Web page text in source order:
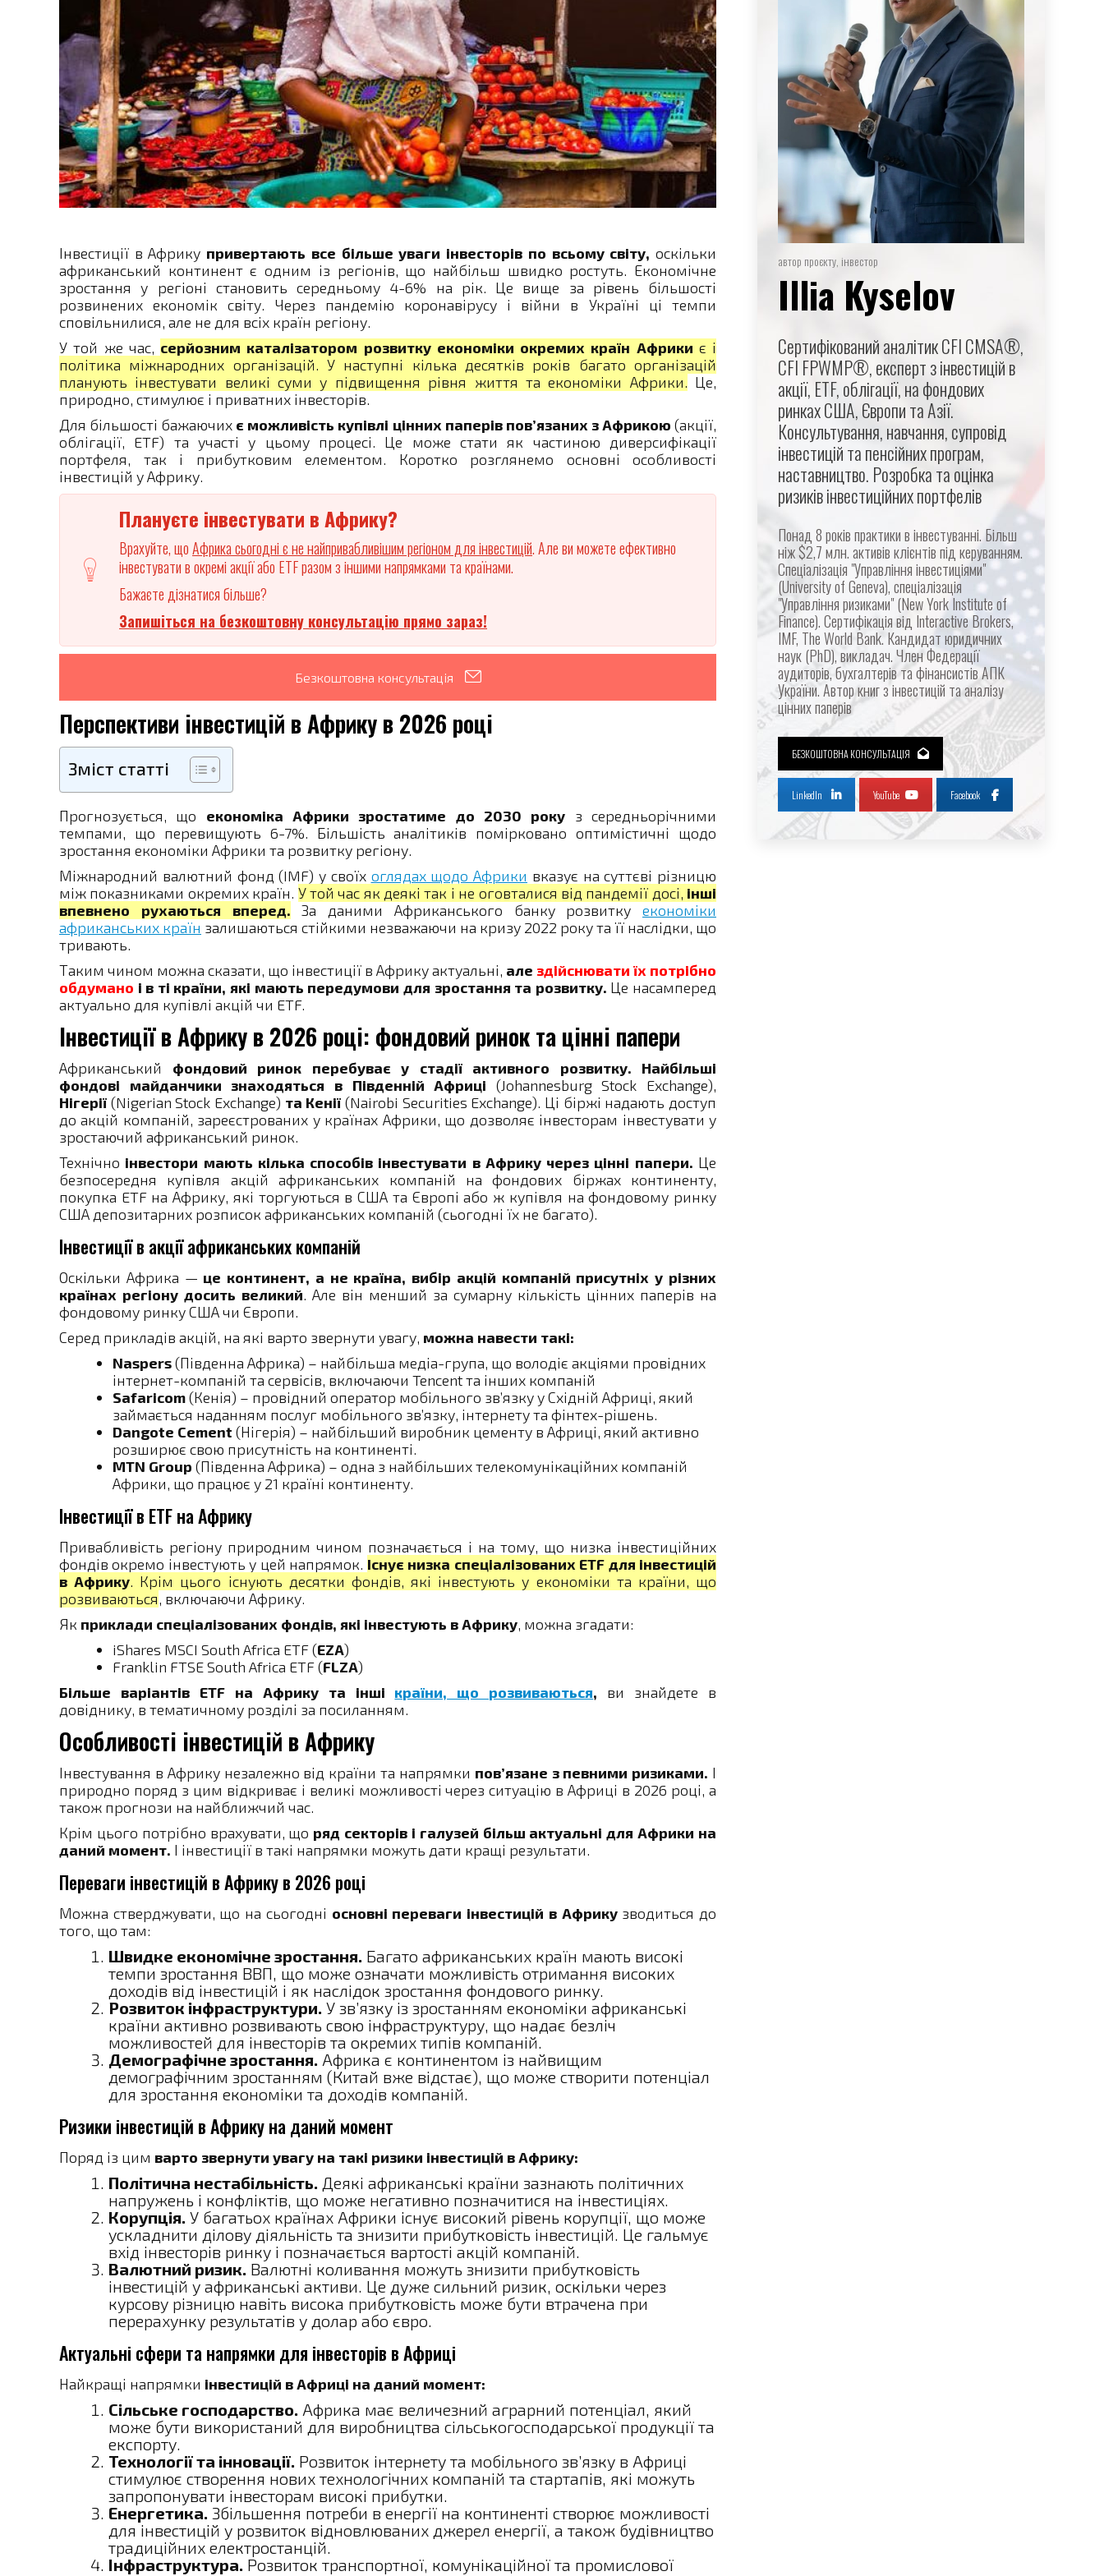
Інвестиції в Африку привертають все більше уваги інвесторів по всьому світу, оскільки
африканський континент є одним із регіонів, що найбільш швидко ростуть. Економічне
зростання у регіоні становить середньому 4-6% на рік. Це вище за рівень більшості
розвинених економік світу. Через пандемію коронавірусу і війни в Україні ці темпи
сповільнилися, але не для всіх країн регіону.
У той же час, серйозним каталізатором розвитку економіки окремих країн Африки є і
політика міжнародних організацій. У наступні кілька десятків років багато організацій
планують інвестувати великі суми у підвищення рівня життя та економіки Африки. Це,
природно, стимулює і приватних інвесторів.
Для більшості бажаючих є можливість купівлі цінних паперів пов’язаних з Африкою (акції,
облігації, ETF) та участі у цьому процесі. Це може стати як частиною диверсифікації
портфеля, так і прибутковим елементом. Коротко розглянемо основні особливості
інвестицій у Африку.
Плануєте інвестувати в Африку?
Врахуйте, щоАфрика сьогодні є не найпривабливішим регіоном для інвестицій. Але ви можете ефективно
інвестувати в окремі акції або ETF разом з іншими напрямками та країнами.
Бажаєте дізнатися більше?
Запишіться на безкоштовну консультацію прямо зараз!
Безкоштовна консультація
Перспективи інвестицій в Африку в 2026 році
Зміст статті
Прогнозується, що економіка Африки зростатиме до 2030 року з середньорічними
темпами, що перевищують 6-7%. Більшість аналітиків помірковано оптимістичні щодо
зростання економіки Африки та розвитку регіону.
Міжнародний валютний фонд (IMF) у своїх оглядах щодо Африки вказує на суттєві різницю
між показниками окремих країн. У той час як деякі так і не оговталися від пандемії досі, інші
впевнено рухаються вперед. За даними Африканського банку розвитку економіки
африканських країн залишаються стійкими незважаючи на кризу 2022 року та її наслідки, що
тривають.
Таким чином можна сказати, що інвестиції в Африку актуальні, але здійснювати їх потрібно
обдумано і в ті країни, які мають передумови для зростання та розвитку. Це насамперед
актуально для купівлі акцій чи ETF.
Інвестиції в Африку в 2026 році: фондовий ринок та цінні папери
Африканський фондовий ринок перебуває у стадії активного розвитку.
Найбільші
фондові майданчики знаходяться в Південній Африці (Johannesburg Stock Exchange),
Нігерії (Nigerian Stock Exchange) та Кенії (Nairobi Securities Exchange). Ці біржі надають доступ
до акцій компаній, зареєстрованих у країнах Африки, що дозволяє інвесторам інвестувати у
зростаючий африканський ринок.
Технічно інвестори мають кілька способів інвестувати в Африку через цінні папери. Це
безпосередня купівля акцій африканських компаній на фондових біржах континенту,
покупка ETF на Африку, які торгуються в США та Європі або ж купівля на фондовому ринку
США депозитарних розписок африканських компаній (сьогодні їх не багато).
Інвестиції в акції африканських компаній
Оскільки Африка — це континент, а не країна, вибір акцій компаній присутніх у різних
країнах регіону досить великий. Але він менший за сумарну кількість цінних паперів на
фондовому ринку США чи Європи.
Серед прикладів акцій, на які варто звернути увагу, можна навести такі:
Naspers(Південна Африка) – найбільша медіа-група, що володіє акціями провідних
інтернет-компаній та сервісів, включаючи Tencent та інших компаній
Safaricom(Кенія) – провідний оператор мобільного зв’язку у Східній Африці, який
займається наданням послуг мобільного зв’язку, інтернету та фінтех-рішень.
Dangote Cement (Нігерія) – найбільший виробник цементу в Африці, який активно
розширює свою присутність на континенті.
MTN Group (Південна Африка) – одна з найбільших телекомунікаційних компаній
Африки, що працює у 21 країні континенту.
Інвестиції в ETF на Африку
Привабливість регіону природним чином позначається і на тому, що низка інвестиційних
фондів окремо інвестують у цей напрямок. Існує низка спеціалізованих ETF для інвестицій
в Африку. Крім цього існують десятки фондів, які інвестують у економіки та країни, що
розвиваються, включаючи Африку.
Як приклади спеціалізованих фондів, які інвестують в Африку, можна згадати:
iShares MSCI South Africa ETF (EZA)
Franklin FTSE South Africa ETF (FLZA)
Більше варіантів ETF на Африку та інші країни, що розвиваються, ви знайдете в
довіднику, в тематичному розділі за посиланням.
Особливості інвестицій в Африку
Інвестування в Африку незалежно від країни та напрямки пов’язане з певними ризиками. І
природно поряд з цим відкриває і великі можливості через ситуацію в Африці в 2026 році, а
також прогнози на найближчий час.
Крім цього потрібно врахувати, що ряд секторів і галузей більш актуальні для Африки на
даний момент. І інвестиції в такі напрямки можуть дати кращі результати.
Переваги інвестицій в Африку в 2026 році
Можна стверджувати, що на сьогодні основні переваги інвестицій в Африкузводиться до
того, що там:
Швидке економічне зростання. Багато африканських країн мають високі
темпи зростання ВВП, що може означати можливість отримання високих
доходів від інвестицій і як наслідок зростання фондового ринку.
Розвиток інфраструктури. У зв’язку із зростанням економіки африканські
країни активно розвивають свою інфраструктуру, що надає безліч
можливостей для інвесторів та окремих типів компаній.
Демографічне зростання. Африка є континентом із найвищим
демографічним зростанням (Китай вже відстає), що може створити потенціал
для зростання економіки та доходів компаній.
Ризики інвестицій в Африку на даний момент
Поряд із цим варто звернути увагу на такі ризики інвестицій в Африку:
Політична нестабільність. Деякі африканські країни зазнають політичних
напружень і конфліктів, що може негативно позначитися на інвестиціях.
Корупція. У багатьох країнах Африки існує високий рівень корупції, що може
ускладнити ділову діяльність та знизити прибутковість інвестицій. Це гальмує
вхід інвесторів ринку і позначається вартості акцій компаній.
Валютний ризик. Валютні коливання можуть знизити прибутковість
інвестицій у африканські активи. Це дуже сильний ризик, оскільки через
курсову різницю навіть висока прибутковість може бути втрачена при
перерахунку результатів у долар або євро.
Актуальні сфери та напрямки для інвесторів в Африці
Найкращі напрямки інвестицій в Африці на даний момент:
Сільське господарство. Африка має величезний аграрний потенціал, який
може бути використаний для виробництва сільськогосподарської продукції та
експорту.
Технології та інновації. Розвиток інтернету та мобільного зв’язку в Африці
стимулює створення нових технологічних компаній та стартапів, які можуть
запропонувати інвесторам високі прибутки.
Енергетика. Збільшення потреби в енергії на континенті створює можливості
для інвестицій у розвиток відновлюваних джерел енергії, а також будівництво
традиційних електростанцій.
Інфраструктура. Розвиток транспортної, комунікаційної та промислової
автор проєкту, інвестор
Illia Kyselov
Сертифікований аналітик CFI CMSA®,
CFI FPWMP®, експерт з інвестицій в
акції, ETF, облігації, на фондових
ринках США, Європи та Азії.
Консультування, навчання, супровід
інвестицій та пенсійних програм,
наставництво. Розробка та оцінка
ризиків інвестиційних портфелів
Понад 8 років практики в інвестуванні. Більш
ніж $2,7 млн. активів клієнтів під керуванням.
Спеціалізація "Управління інвестиціями"
(University of Geneva), спеціалізація
"Управління ризиками" (New York Institute of
Finance). Сертифікація від Interactive Brokers,
IMF, The World Bank. Кандидат юридичних
наук (PhD), викладач. Член Федерації
аудиторів, бухгалтерів та фінансистів АПК
України. Автор книг з інвестицій та аналізу
цінних паперів
БЕЗКОШТОВНА КОНСУЛЬТАЦІЯ
LinkedIn YouTube Facebook